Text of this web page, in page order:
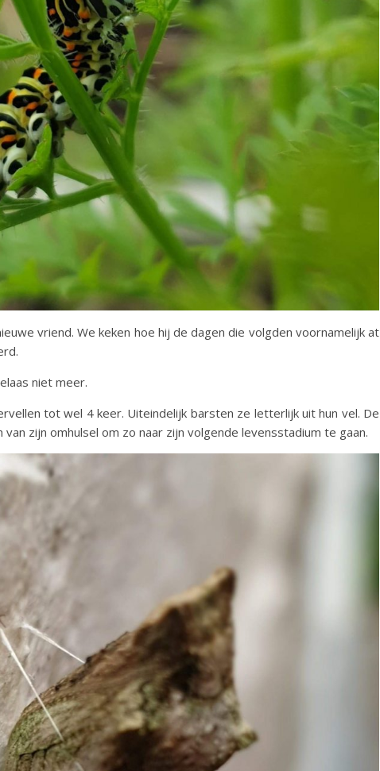
vriend. We keken hoe hij de dagen die volgden voornamelijk at
niet meer.
tot wel 4 keer. Uiteindelijk barsten ze letterlijk uit hun vel. De
zijn omhulsel om zo naar zijn volgende levensstadium te gaan.